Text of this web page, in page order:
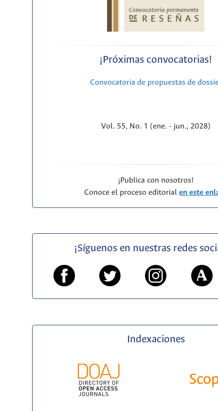
¡Próximas convocatorias!
Convocatoria de propuestas de
Vol. 55, No. 1 (ene. - jun., 2028)
¡Publica con nosotros!
Conoce el proceso editorialen este
¡Síguenos en nuestras redes
Indexaciones